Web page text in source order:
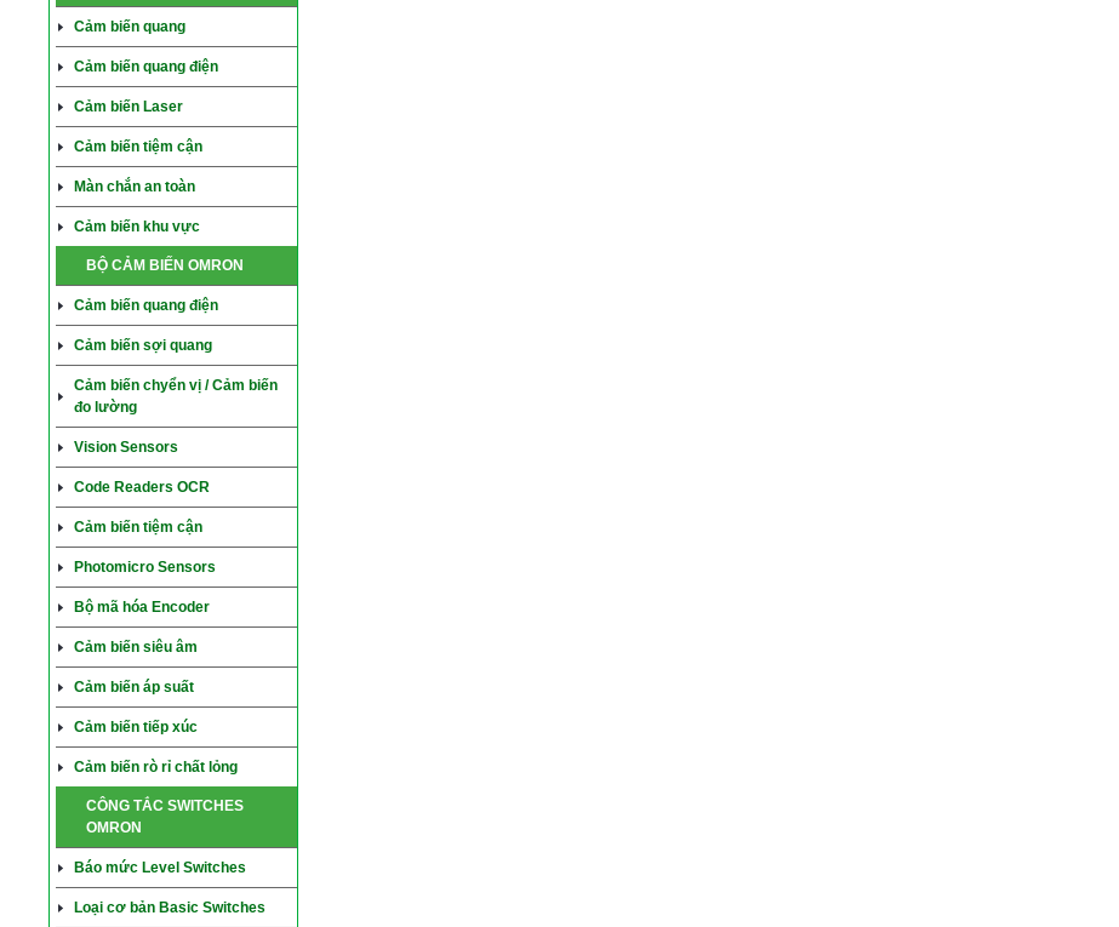
Cảm biến quang
Cảm biến quang điện
Cảm biến Laser
Cảm biến tiệm cận
Màn chắn an toàn
Cảm biến khu vực
BỘ CẢM BIẾN OMRON
Cảm biến quang điện
Cảm biến sợi quang
Cảm biến chyển vị / Cảm biến
đo lường
Vision Sensors
Code Readers OCR
Cảm biến tiệm cận
Photomicro Sensors
Bộ mã hóa Encoder
Cảm biến siêu âm
Cảm biến áp suất
Cảm biến tiếp xúc
Cảm biến rò rỉ chất lỏng
CÔNG TẮC SWITCHES
OMRON
Báo mức Level Switches
Loại cơ bản Basic Switches